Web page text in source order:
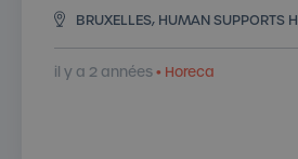
BRUXELLES, HUMAN SUPPORTS
il y a 2 années• Horeca